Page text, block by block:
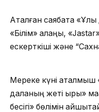
Аталған саябақта
«Білім» алаңы,
ескерткіші және
Мереке күні аталмыш
даланың жеті қыры»
бесігі» бөлімін